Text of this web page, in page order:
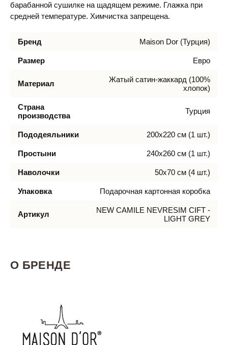
барабанной сушилке на щадящем режиме. Глажка при
средней температуре. Химчистка запрещена.
Бренд Maison Dor (Турция)
Размер Евро
Материал
Жатый сатин-жаккард (100%
хлопок)
Страна
производства
Турция
Пододеяльники 200х220 см (1 шт.)
Простыни 240х260 см (1 шт.)
Наволочки 50х70 см (4 шт.)
Упаковка Подарочная картонная коробка
Артикул
NEW CAMILE NEVRESIM CIFT -
LIGHT GREY
О БРЕНДЕ